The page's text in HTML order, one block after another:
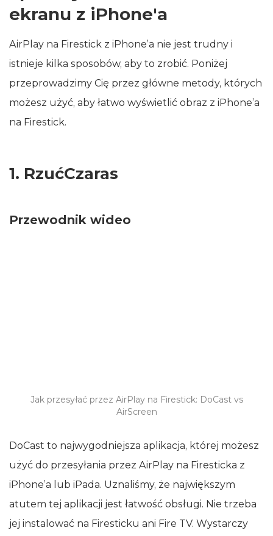
ekranu z iPhone'a
AirPlay na Firestick z iPhone’a nie jest trudny i
istnieje kilka sposobów, aby to zrobić. Poniżej
przeprowadzimy Cię przez główne metody, których
możesz użyć, aby łatwo wyświetlić obraz z iPhone’a
na Firestick.
1. RzućCzaras
Przewodnik wideo
Jak przesyłać przez AirPlay na Firestick: DoCast vs
AirScreen
DoCast to najwygodniejsza aplikacja, której możesz
użyć do przesyłania przez AirPlay na Firesticka z
iPhone’a lub iPada. Uznaliśmy, że największym
atutem tej aplikacji jest łatwość obsługi. Nie trzeba
jej instalować na Firesticku ani Fire TV. Wystarczy